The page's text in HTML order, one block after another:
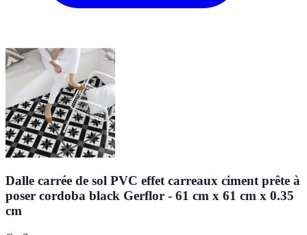
Dalle carrée de sol PVC effet carreaux ciment prête à
poser cordoba black Gerflor - 61 cm x 61 cm x 0.35
cm